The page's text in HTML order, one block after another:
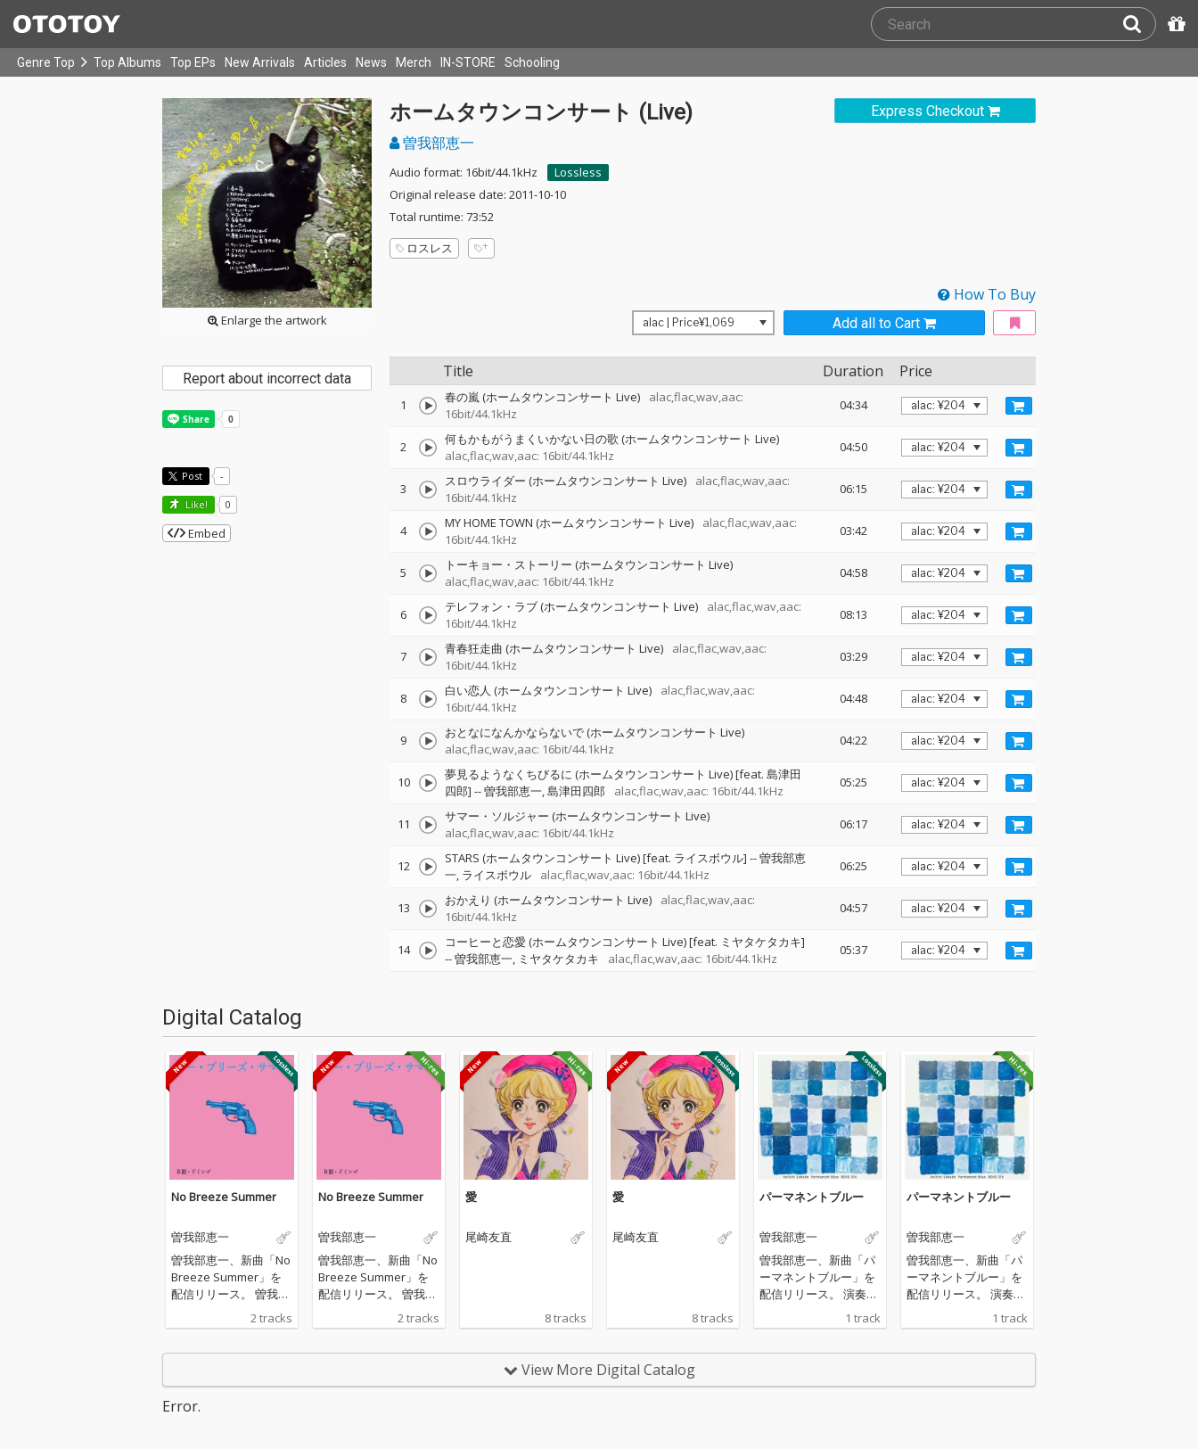
Genre Top Top Albums Top EPs New Arrivals Articles News Merch IN-STORE Schooling
Enlarge the artwork
Express Checkout
ホームタウンコンサート (Live)
曽我部恵一
Audio format: 16bit/44.1kHz
Lossless
Original release date: 2011-10-10
Total runtime: 73:52
ロスレス
How To Buy
Add all to Cart
Title Duration Price
1 春の嵐 (ホームタウンコンサート Live)
alac,flac,wav,aac:
16bit/44.1kHz
04:34
2
何もかもがうまくいかない日の歌 (ホームタウンコンサート Live)
alac,flac,wav,aac: 16bit/44.1kHz
04:50
3 スロウライダー (ホームタウンコンサート Live)
alac,flac,wav,aac:
16bit/44.1kHz
06:15
4 MY HOME TOWN (ホームタウンコンサート Live)
alac,flac,wav,aac:
16bit/44.1kHz
03:42
5
トーキョー・ストーリー (ホームタウンコンサート Live)
alac,flac,wav,aac: 16bit/44.1kHz
04:58
6 テレフォン・ラブ (ホームタウンコンサート Live)
alac,flac,wav,aac:
16bit/44.1kHz
08:13
7 青春狂走曲 (ホームタウンコンサート Live)
alac,flac,wav,aac:
16bit/44.1kHz
03:29
8 白い恋人 (ホームタウンコンサート Live)
alac,flac,wav,aac:
16bit/44.1kHz
04:48
9
おとなになんかならないで (ホームタウンコンサート Live)
alac,flac,wav,aac: 16bit/44.1kHz
04:22
10
夢見るようなくちびるに (ホームタウンコンサート Live) [feat. 島津田
四郎] --曽我部恵一 島津田四郎 alac,flac,wav,aac: 16bit/44.1kHz
05:25
11
サマー・ソルジャー (ホームタウンコンサート Live)
alac,flac,wav,aac: 16bit/44.1kHz
06:17
12 STARS (ホームタウンコンサート Live) [feat. ライスボウル] --曽我部恵
一 ライスボウル alac,flac,wav,aac: 16bit/44.1kHz
06:25
13 おかえり (ホームタウンコンサート Live)
alac,flac,wav,aac:
16bit/44.1kHz
04:57
14
コーヒーと恋愛 (ホームタウンコンサート Live) [feat. ミヤタケタカキ]
--曽我部恵一 ミヤタケタカキ alac,flac,wav,aac: 16bit/44.1kHz
05:37
Report about incorrect data
Post -
Like! 0
Embed
Digital Catalog
No Breeze Summer
曽我部恵一
曽我部恵一、新曲「No
Breeze Summer」を
配信リリース。 曽我部
が全曲の作詞を手がけ
た関美彦のアルバム
mer」は、夏の気だる
2 tracks
No Breeze Summer
曽我部恵一
曽我部恵一、新曲「No
Breeze Summer」を
配信リリース。 曽我部
が全曲の作詞を手がけ
た関美彦のアルバム
2 tracks
愛
尾崎友直
8 tracks
愛
尾崎友直
8 tracks
パーマネントブルー
曽我部恵一
曽我部恵一、新曲「パ
ーマネントブルー」を
配信リリース。 演奏、
クス、マスタリング、
1 track
パーマネントブルー
曽我部恵一
曽我部恵一、新曲「パ
ーマネントブルー」を
配信リリース。 演奏、
クス、マスタリング、
1 track
View More Digital Catalog
Error.